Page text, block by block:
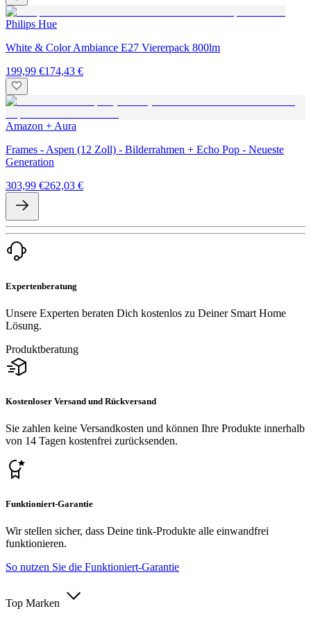
Philips Hue
White & Color Ambiance E27 Viererpack 800lm
199,99 €174,43 €
Amazon + Aura
Frames - Aspen (12 Zoll) - Bilderrahmen + Echo Pop - Neueste
Generation
303,99 €262,03 €
Expertenberatung
Unsere Experten beraten Dich kostenlos zu Deiner Smart Home
Lösung.
Produktberatung
Kostenloser Versand und Rückversand
Sie zahlen keine Versandkosten und können Ihre Produkte innerhalb
von 14 Tagen kostenfrei zurücksenden.
Funktioniert-Garantie
Wir stellen sicher, dass Deine tink-Produkte alle einwandfrei
funktionieren.
So nutzen Sie die Funktioniert-Garantie
Top Marken